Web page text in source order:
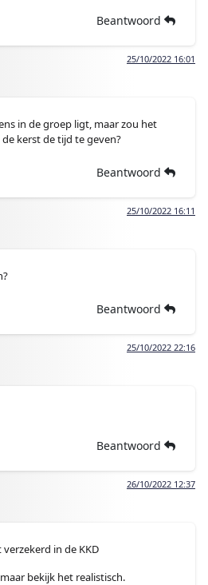
Beantwoord
25/10/2022 16:01
in de groep ligt, maar zou het
kerst de tijd te geven?
Beantwoord
25/10/2022 16:11
Beantwoord
25/10/2022 22:16
Beantwoord
26/10/2022 12:37
in de KKD
bekijk het realistisch.